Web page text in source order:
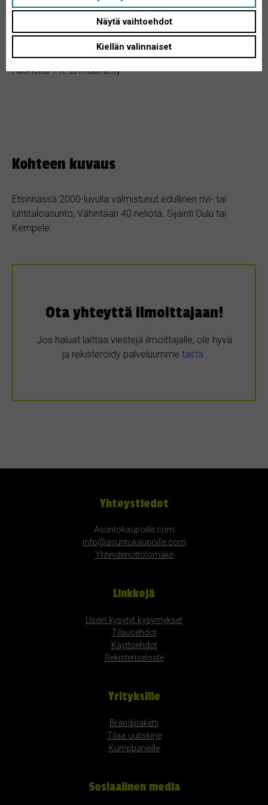
Rakennusvuosi: Ei määritelty
Tontin koko: Ei määritelty
Asunnon tyyppi: Rivitalo
Huoneita + K: Ei määritelty
Kohteen kuvaus
Etsinnässä 2000-luvulla valmistunut edullinen rivi- tai
luhtitaloasunto, Vähintään 40 neliötä. Sijainti Oulu tai
Kempele.
Ota yhteyttä ilmoittajaan!
Jos haluat laittaa viestejä ilmoittajalle, ole hyvä
ja rekisteröidy palveluumme tästä
Yhteystiedot
Asuntokaupoille.com
info@asuntokaupoille.com
Yhteydenottolomake
Linkkejä
Usein kysytyt kysymykset
Tilausehdot
Käyttöehdot
Rekisteriseloste
Yrityksille
Brändipaketti
Tilaa uutiskirje
Kumppaneille
Sosiaalinen media
Näytä vaihtoehdot
Kiellän valinnaiset